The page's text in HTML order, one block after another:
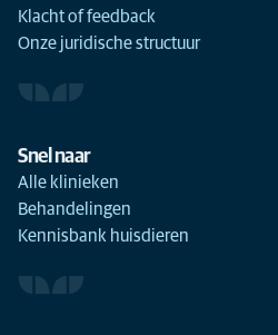
Klacht of feedback
Onze juridische structuur
Snel naar
Alle klinieken
Behandelingen
Kennisbank huisdieren